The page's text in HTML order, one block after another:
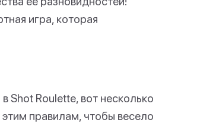
игра, которая
Roulette, вот несколько
правилам, чтобы весело